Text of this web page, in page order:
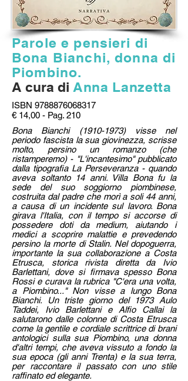
Parole e pensieri di
Bona Bianchi, donna di
Piombino.
A cura di Anna Lanzetta
ISBN 9788876068317
€ 14,00 - Pag. 210
Bona Bianchi (1910-1973)visse nel
periodo fascista la sua giovinezza, scrisse
molto, persino un romanzo (che
ristamperemo) - "L'incantesimo" pubblicato
dalla tipografia La Perseveranza - quando
aveva soltanto 14 anni. Villa Bona fu la
sede del suo soggiorno piombinese,
costruita dal padre che morì a soli 44 anni,
a causa di un incidente sul lavoro. Bona
girava l'Italia, con il tempo si accorse di
possedere doti da medium, aiutando i
medici a scoprire malattie e prevedendo
persino la morte di Stalin. Nel dopoguerra,
importante la sua collaborazione a Costa
Etrusca, storica rivista diretta da Ivio
Barlettani, dove si firmava spesso Bona
Rossi e curava la rubrica "C'era una volta,
a Piombino..." Non visse a lungo Bona
Bianchi. Un triste giorno del 1973 Aulo
Taddei, Ivio Barlettani e Alfio Callai la
salutarono dalle colonne di Costa Etrusca
come la gentile e cordiale scrittrice di brani
antologici sulla sua Piombino, una donna
d'altri tempi, che aveva vissuto a fondo la
sua epoca (gli anni Trenta) e la sua terra,
per raccontare il passato con uno stile
raffinato ed elegante.